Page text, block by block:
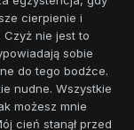
cierpienie i
Czyż nie jest to
sobie
do tego bodźce.
nudne. Wszystkie
możesz mnie
cień stanął przed